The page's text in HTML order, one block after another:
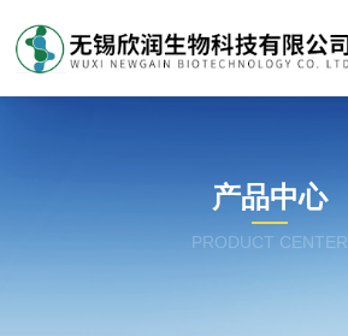
产品中心
PRODUCT CENTER